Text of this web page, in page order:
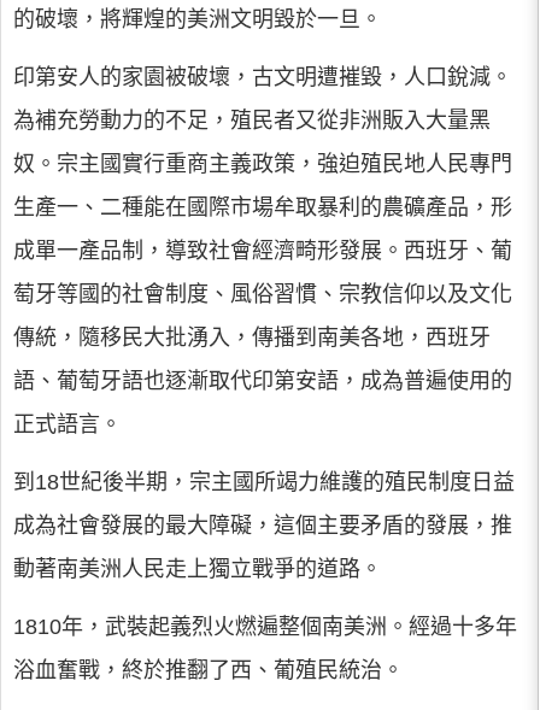
的破壞，將輝煌的美洲文明毀於一旦。
印第安人的家園被破壞，古文明遭摧毀，人口銳減。
為補充勞動力的不足，殖民者又從非洲販入大量黑
奴。宗主國實行重商主義政策，強迫殖民地人民專門
生產一、二種能在國際市場牟取暴利的農礦產品，形
成單一產品制，導致社會經濟畸形發展。西班牙、葡
萄牙等國的社會制度、風俗習慣、宗教信仰以及文化
傳統，隨移民大批湧入，傳播到南美各地，西班牙
語、葡萄牙語也逐漸取代印第安語，成為普遍使用的
正式語言。
到18世紀後半期，宗主國所竭力維護的殖民制度日益
成為社會發展的最大障礙，這個主要矛盾的發展，推
動著南美洲人民走上獨立戰爭的道路。
1810年，武裝起義烈火燃遍整個南美洲。經過十多年
浴血奮戰，終於推翻了西、葡殖民統治。